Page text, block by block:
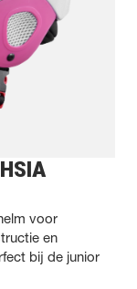
voor
en
bij de junior